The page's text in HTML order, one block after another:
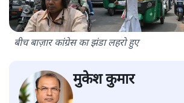
बीच बाज़ार कांग्रेस का झंडा लहराे हुए
मुकेश कुमार